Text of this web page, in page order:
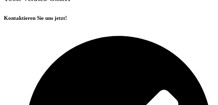
Kontaktieren Sie uns jetzt!